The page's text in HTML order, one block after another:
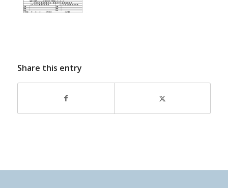
Share this entry